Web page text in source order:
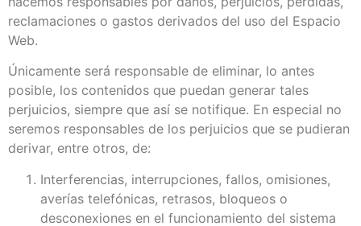
reclamaciones o gastos derivados del uso del Espacio
Web.
Únicamente será responsable de eliminar, lo antes
posible, los contenidos que puedan generar tales
perjuicios, siempre que así se notifique. En especial no
seremos responsables de los perjuicios que se pudieran
derivar, entre otros, de:
Interferencias, interrupciones, fallos, omisiones,
averías telefónicas, retrasos, bloqueos o
desconexiones en el funcionamiento del sistema